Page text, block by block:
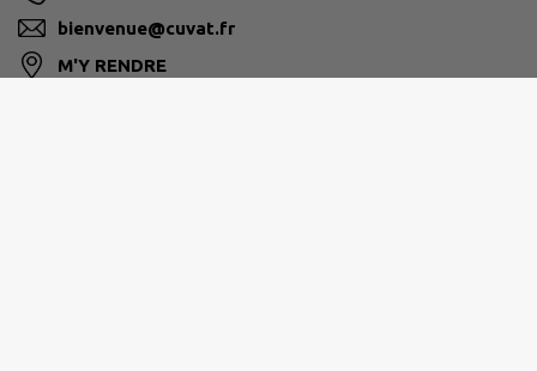
bienvenue@cuvat.fr
M'Y RENDRE